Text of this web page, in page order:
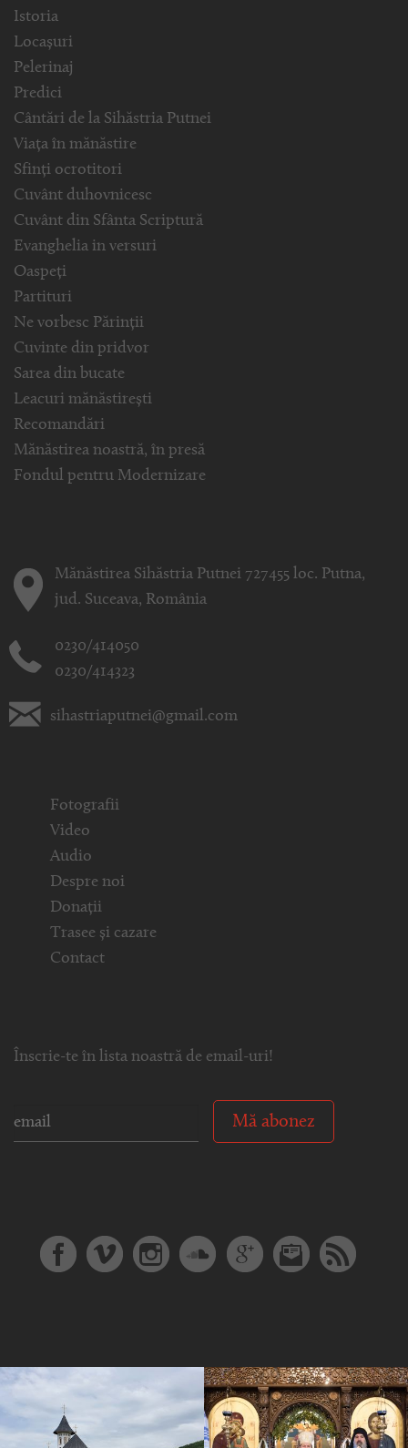
Istoria
Locașuri
Pelerinaj
Predici
Cântări de la Sihăstria Putnei
Viața în mănăstire
Sfinți ocrotitori
Cuvânt duhovnicesc
Cuvânt din Sfânta Scriptură
Evanghelia in versuri
Oaspeți
Partituri
Ne vorbesc Părinții
Cuvinte din pridvor
Sarea din bucate
Leacuri mănăstirești
Recomandări
Mănăstirea noastră, în presă
Fondul pentru Modernizare
Mănăstirea Sihăstria Putnei 727455 loc. Putna,
jud. Suceava, România
0230/414050
0230/414323
sihastriaputnei@gmail.com
Fotografii
Video
Audio
Despre noi
Donații
Trasee și cazare
Contact
Înscrie-te în lista noastră de email-uri!
Mă abonez